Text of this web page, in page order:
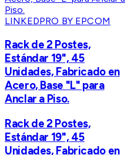
LINKEDPRO BY EPCOM
Rack de 2 Postes,
Estándar 19", 45
Unidades, Fabricado en
Acero, Base "L" para
Anclar a Piso.
Rack de 2 Postes,
Estándar 19", 45
Unidades, Fabricado en